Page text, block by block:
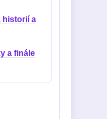
historií a
a finále